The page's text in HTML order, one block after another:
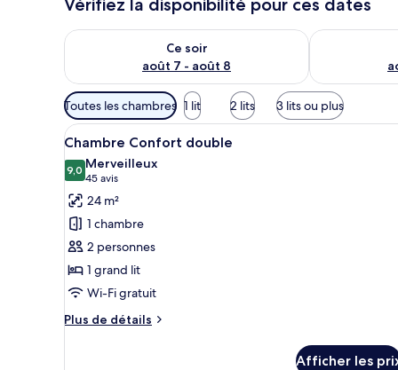
Ce soir
août 7 - août 8
Vérifier la disponibilité pour ce soir août 7 - août 8
Vérifier la
Filtres
disponibles
pour
les
chambres
Toutes les chambres 1 lit 2 lits 3 lits ou plus
Afficher
toutes
les
photos
pour
ce
type
de
chambre :
Chambre
Une chambre d’hôtel
9
Chambre Confort double
9,09,0 sur 10
Merveilleux
45 avis
(45 avis)
24 m²
1 chambre
2 personnes
1 grand lit
Wi-Fi gratuit
Plus de détails
Plus
Afficher les